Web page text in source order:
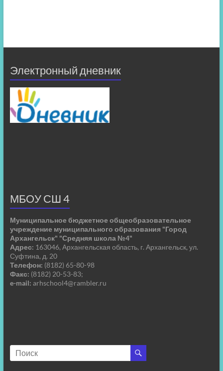
Электронный дневник
МБОУ СШ 4
Муниципальное бюджетное общеобразовательное
учреждение муниципального образования "Город
Архангельск" "Средняя школа №4"
Адрес: 163046, Архангельская область, г. Архангельск, ул.
Суфтина, д. 20
Телефон: (8182) 65-80-98
Факс: (8182) 20-53-83;
e-mail: arhschool4@rambler.ru